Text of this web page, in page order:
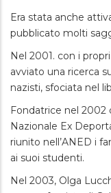
Era stata anche
pubblicato molti
Nel 2001. con i
avviato una ricerca
nazisti, sfociata nel
Fondatrice nel 2002
Nazionale Ex
riunito nell’ANED i
ai suoi studenti.
Nel 2003, Olga